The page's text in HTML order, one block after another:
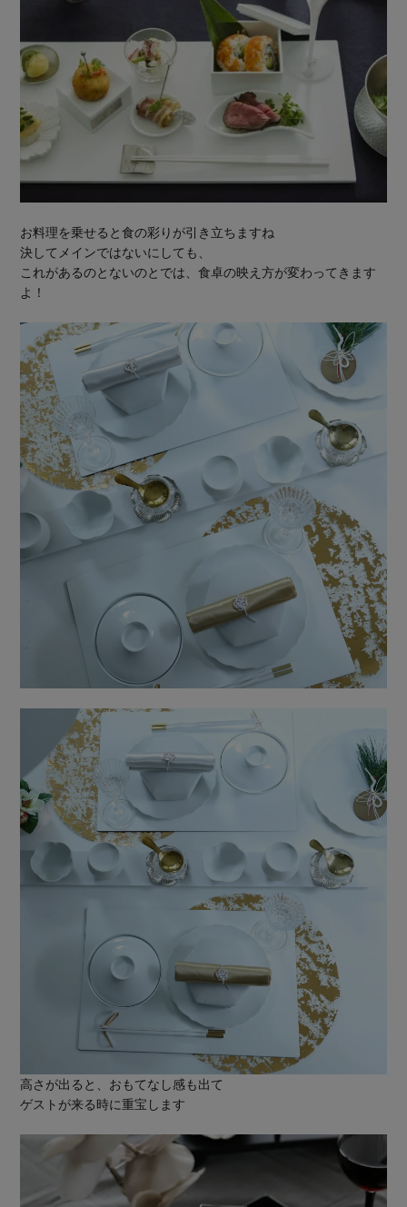
お料理を乗せると食の彩りが引き立ちますね
決してメインではないにしても、
これがあるのとないのとでは、食卓の映え方が変わってきます
よ！
高さが出ると、おもてなし感も出て
ゲストが来る時に重宝します